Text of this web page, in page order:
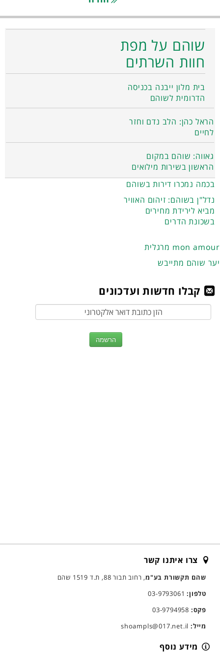
שוהם על מפת
חוות השרתים
בית מלון ייבנה בכניסה
הדרומית לשוהם
הראל כהן: הלב נדם וחזר
לחיים
גאווה: שוהם במקום
הראשון בשירות מילואים
בכמה נמכרו דירות בשוהם
נדל"ן בשוהם: זיהום האוויר
מביא לירידת מחירים
בשכונת הדרים
מרגלית mon amour
יער שוהם מתייבש
קבלו חדשות ועדכונים
צרו איתנו קשר
שהם תקשורת בע"מ, רחוב תבור 88, ת.ד 1519 שהם
טלפון:03-9793061
פקס:
מייל:
מידע נוסף